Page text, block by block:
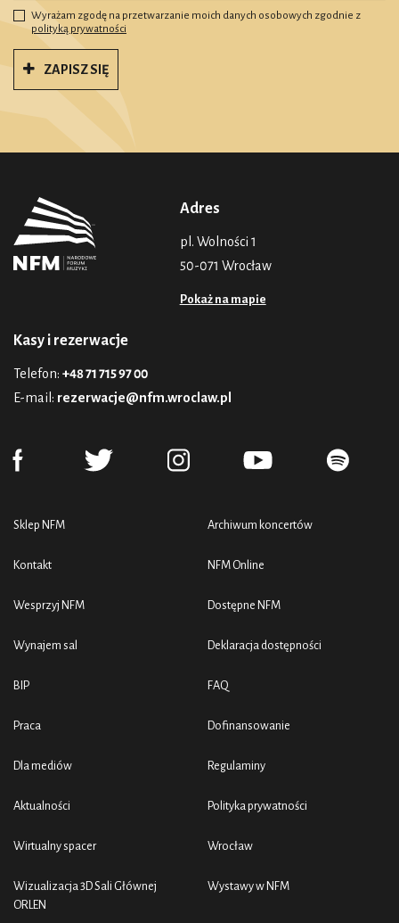
Wyrażam zgodę na przetwarzanie moich danych osobowych zgodnie z
polityką prywatności
ZAPISZ SIĘ
Adres
pl. Wolności 1
50-071 Wrocław
Pokaż na mapie
Kasy i rezerwacje
Telefon: +48 71 715 97 00
E-mail: rezerwacje@nfm.wroclaw.pl
Sklep NFM
Kontakt
Wesprzyj NFM
Wynajem sal
BIP
Praca
Dla mediów
Aktualności
Wirtualny spacer
Wizualizacja 3D Sali Głównej
ORLEN
Archiwum koncertów
NFM Online
Dostępne NFM
Deklaracja dostępności
FAQ
Dofinansowanie
Regulaminy
Polityka prywatności
Wrocław
Wystawy w NFM